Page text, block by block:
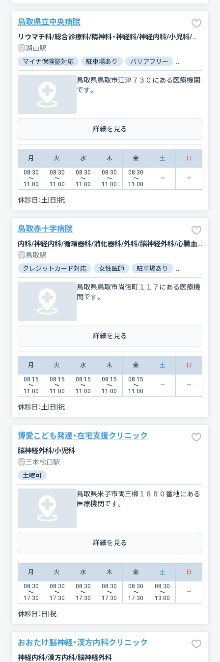
鳥取県立中央病院
リウマチ科/総合診療科/精神科・神経科/神経内科/小児科/整形外科/糖尿病内科/形成外科/血液内科/脳神経外科/循環器科/小児外科/皮膚科/泌尿器科/産婦人科/眼科/耳鼻咽喉科/リハビリテーション/放射線科/緩和ケア/麻酔科/歯科口腔外科/呼吸器内科/消化器科/腎臓内科・外科/腫瘍内科・外科/救急科/臨床検査・病理診断/呼吸器外科/心臓血管外科/内科/内分泌科/外科/その他
湖山駅
マイナ保険証対応 駐車場あり バリアフリー
鳥取県鳥取市江津７３０にある医療機関
です。
詳細を見る
月 火 水 木 金 土 日
08:30
〜
11:00
08:30
〜
11:00
08:30
〜
11:00
08:30
〜
11:00
08:30
〜
11:00
休診日：土|日|祝
鳥取赤十字病院
内科/神経内科/循環器科/消化器科/外科/脳神経外科/心臓血管外科/整形外科/形成外科/小児科/産婦人科/眼科/耳鼻咽喉科/皮膚科/泌尿器科/精神科・神経科/歯科口腔外科/リウマチ科/リハビリテーション/放射線科/臨床検査・病理診断/救急科/麻酔科
鳥取駅
クレジットカード対応 女性医師 駐車場あり
鳥取県鳥取市尚徳町１１７にある医療機
関です。
詳細を見る
月 火 水 木 金 土 日
08:15
〜
11:00
08:15
〜
11:00
08:15
〜
11:00
08:15
〜
11:00
08:15
〜
11:00
休診日：土|日|祝
博愛こども発達・在宅支援クリニック
脳神経外科/小児科
三本松口駅
土曜可
鳥取県米子市両三柳１８８０番地にある
医療機関です。
詳細を見る
月 火 水 木 金 土 日
08:30
〜
17:30
08:30
〜
17:30
08:30
〜
17:30
08:30
〜
17:30
08:30
〜
17:30
08:30
〜
13:00
休診日： 日|祝
おおたけ脳神経・漢方内科クリニック
神経内科/漢方内科/脳神経外科